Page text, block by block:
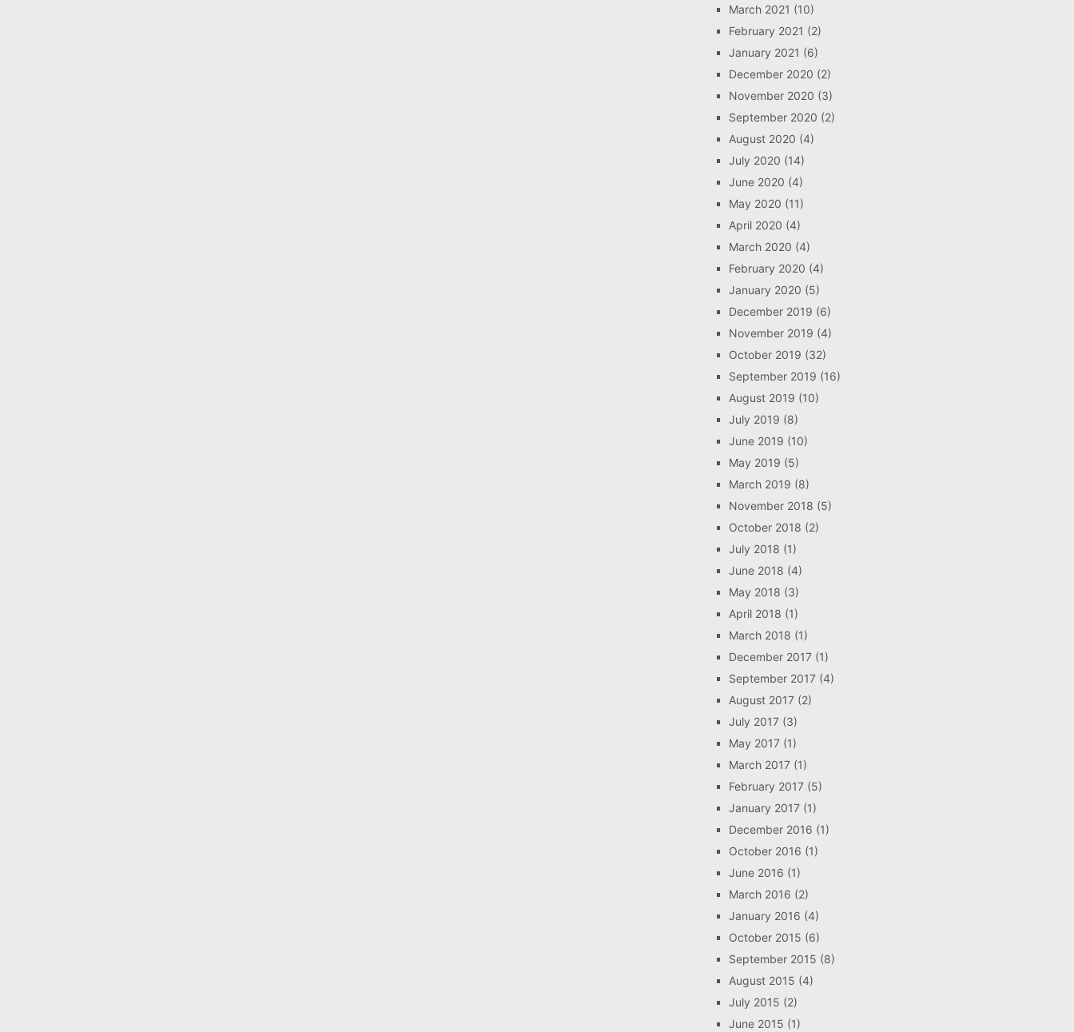
March 2021 (10)
February 2021 (2)
January 2021 (6)
December 2020 (2)
November 2020 (3)
September 2020 (2)
August 2020 (4)
July 2020 (14)
June 2020 (4)
May 2020 (11)
April 2020 (4)
March 2020 (4)
February 2020 (4)
January 2020 (5)
December 2019 (6)
November 2019 (4)
October 2019 (32)
September 2019 (16)
August 2019 (10)
July 2019 (8)
June 2019 (10)
May 2019 (5)
March 2019 (8)
November 2018 (5)
October 2018 (2)
July 2018 (1)
June 2018 (4)
May 2018 (3)
April 2018 (1)
March 2018 (1)
December 2017 (1)
September 2017 (4)
August 2017 (2)
July 2017 (3)
May 2017 (1)
March 2017 (1)
February 2017 (5)
January 2017 (1)
December 2016 (1)
October 2016 (1)
June 2016 (1)
March 2016 (2)
January 2016 (4)
October 2015 (6)
September 2015 (8)
August 2015 (4)
July 2015 (2)
June 2015 (1)